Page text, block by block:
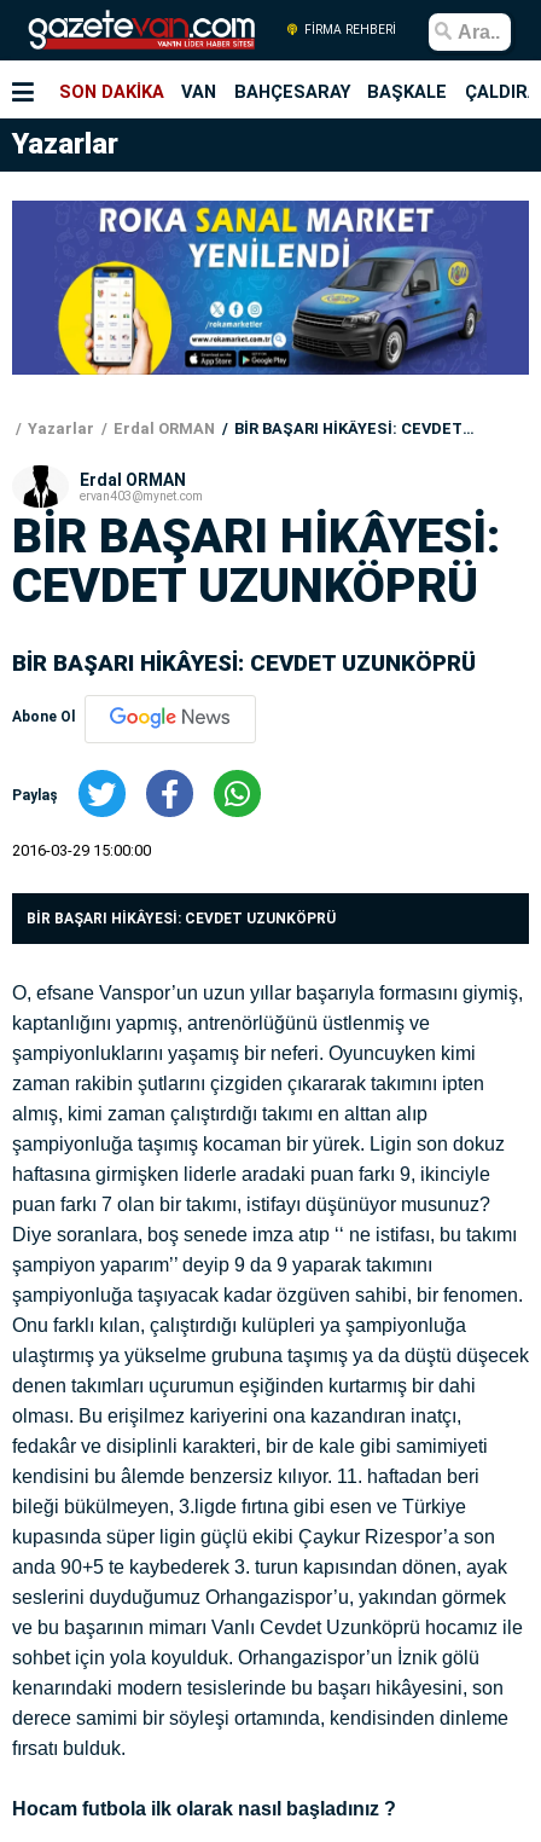
FİRMA REHBERİ
SON DAKİKA VAN BAHÇESARAY BAŞKALE
Yazarlar
Yazarlar Erdal ORMAN BİR BAŞARI HİKÂYESİ: CEVDET UZUNKÖPRÜ
Erdal ORMAN
ervan403@mynet.com
BİR BAŞARI HİKÂYESİ:
CEVDET UZUNKÖPRÜ
BİR BAŞARI HİKÂYESİ: CEVDET UZUNKÖPRÜ
Abone Ol
Paylaş
2016-03-29 15:00:00
BİR BAŞARI HİKÂYESİ: CEVDET UZUNKÖPRÜ
O, efsane Vanspor’un uzun yıllar başarıyla formasını giymiş,
kaptanlığını yapmış, antrenörlüğünü üstlenmiş ve
şampiyonluklarını yaşamış bir neferi. Oyuncuyken kimi
zaman rakibin şutlarını çizgiden çıkararak takımını ipten
almış, kimi zaman çalıştırdığı takımı en alttan alıp
şampiyonluğa taşımış kocaman bir yürek. Ligin son dokuz
haftasına girmişken liderle aradaki puan farkı 9, ikinciyle
puan farkı 7 olan bir takımı, istifayı düşünüyor musunuz?
Diye soranlara, boş senede imza atıp ‘‘ ne istifası, bu takımı
şampiyon yaparım’’ deyip 9 da 9 yaparak takımını
şampiyonluğa taşıyacak kadar özgüven sahibi, bir fenomen.
Onu farklı kılan, çalıştırdığı kulüpleri ya şampiyonluğa
ulaştırmış ya yükselme grubuna taşımış ya da düştü düşecek
denen takımları uçurumun eşiğinden kurtarmış bir dahi
olması. Bu erişilmez kariyerini ona kazandıran inatçı,
fedakâr ve disiplinli karakteri, bir de kale gibi samimiyeti
kendisini bu âlemde benzersiz kılıyor. 11. haftadan beri
bileği bükülmeyen, 3.ligde fırtına gibi esen ve Türkiye
kupasında süper ligin güçlü ekibi Çaykur Rizespor’a son
anda 90+5 te kaybederek 3. turun kapısından dönen, ayak
seslerini duyduğumuz Orhangazispor’u, yakından görmek
ve bu başarının mimarı Vanlı Cevdet Uzunköprü hocamız ile
sohbet için yola koyulduk. Orhangazispor’un İznik gölü
kenarındaki modern tesislerinde bu başarı hikâyesini, son
derece samimi bir söyleşi ortamında, kendisinden dinleme
fırsatı bulduk.
Hocam futbola ilk olarak nasıl başladınız ?